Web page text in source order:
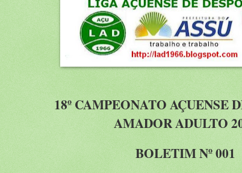
18º CAMPEONATO AÇUENSE
AMADOR ADULTO
BOLETIM Nº 001